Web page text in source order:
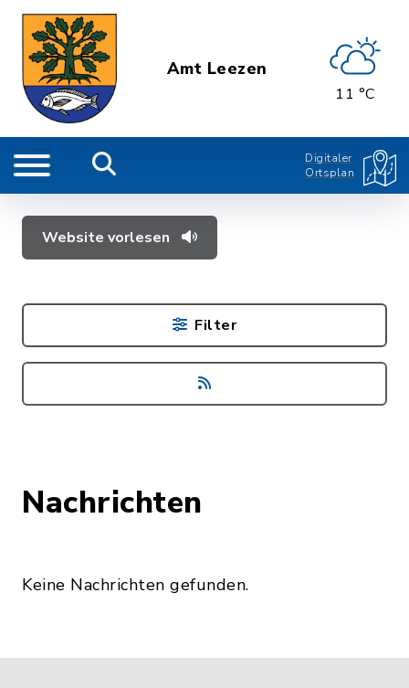
Amt Leezen
11 °C
Digitaler
Ortsplan
Website vorlesen
Nachrichten
Keine Nachrichten gefunden.
Filter